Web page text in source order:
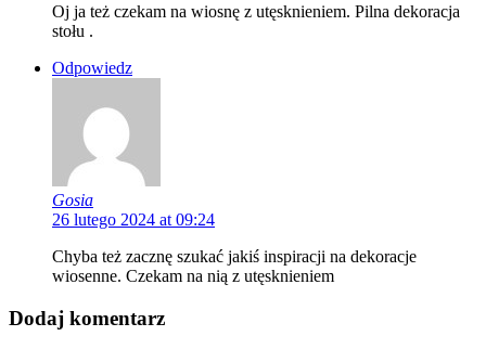
Oj ja też czekam na wiosnę z utęsknieniem. Pilna dekoracja
stołu .
Odpowiedz
Gosia
26 lutego 2024 at 09:24
Chyba też zacznę szukać jakiś inspiracji na dekoracje
wiosenne. Czekam na nią z utęsknieniem
Dodaj komentarz